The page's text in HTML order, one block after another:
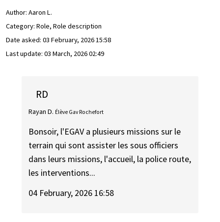
Author: Aaron L.
Category: Role, Role description
Date asked: 03 February, 2026 15:58
Last update: 03 March, 2026 02:49
RD
Rayan D. Élève Gav Rochefort
Bonsoir, l'EGAV a plusieurs missions sur le
terrain qui sont assister les sous officiers
dans leurs missions, l'accueil, la police route,
les interventions...
04 February, 2026 16:58